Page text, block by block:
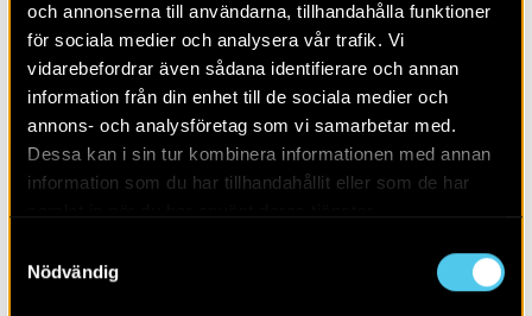
och annonserna till användarna, tillhandahålla funktioner
för sociala medier och analysera vår trafik. Vi
vidarebefordrar även sådana identifierare och annan
information från din enhet till de sociala medier och
annons- och analysföretag som vi samarbetar med.
Dessa kan i sin tur kombinera informationen med annan
information som du har tillhandahållit eller som de har
Nödvändig